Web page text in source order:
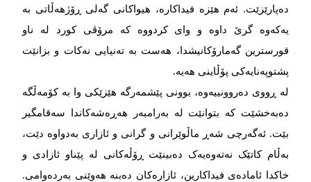
دەپارێزێت. ئەم هێزە فیداکارە، هیواکانی گەلی ڕۆژهەڵاتی بە
یەکەوە گرێ داوە و وای کردووە کە مرۆڤی کورد لە ناو
قورسترین گەمارۆکانیشدا، هەست بە تەنیایی نەکات و بزانێت
پشتوپەنایەکی پۆڵاینی هەیە.
لە ڕووی دەروونییەوە، بوونی پێشمەرگە هێزێکی وا بە کۆمەڵگە
دەبەخشێت کە بتوانێت لە بەرامبەر هەڕەشەکاندا سەقامگیر
بێت. ئەگەرچی شەڕ ماڵوێرانی و گرانی و ئازاری بەدواوە دێت،
بەڵام کاتێک نەتەوەیەک دەبینێت ڕۆڵەکانی لە پێناو ئازادی و
خاکدا ئامادەی فیداکارین، ئازارەکان دەبنە هەوێنی بەردەوامی.